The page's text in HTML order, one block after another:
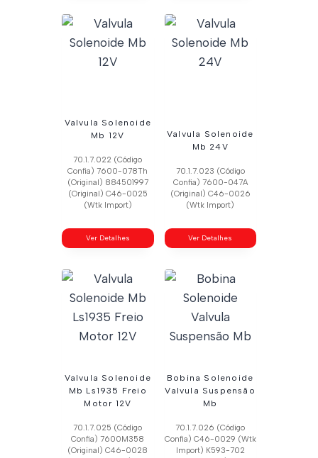
Valvula Solenoide
Mb 12V
70.1.7.022 (Código
Confia) 7600-078Th
(Original) 884501997
(Original) C46-0025
(Wtk Import)
Ver Detalhes
Valvula Solenoide
Mb 24V
70.1.7.023 (Código
Confia) 7600-047A
(Original) C46-0026
(Wtk Import)
Ver Detalhes
Valvula Solenoide
Mb Ls1935 Freio
Motor 12V
70.1.7.025 (Código
Confia) 7600M358
(Original) C46-0028
Bobina Solenoide
Valvula Suspensão
Mb
70.1.7.026 (Código
Confia) C46-0029 (Wtk
Import) K593-702